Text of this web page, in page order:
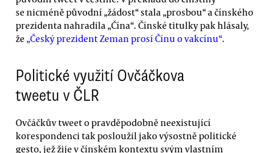
se nicméně původní „žádost“ stala „prosbou“ a čínského
prezidenta nahradila „Čína“. Čínské titulky pak hlásaly,
že „Český prezident Zeman prosí Čínu o vakcínu“.
Politické využití Ovčáčkova
tweetu v ČLR
Ovčáčkův tweet o pravděpodobně neexistující
korespondenci tak posloužil jako výsostně politické
gesto, jež žije v čínském kontextu svým vlastním